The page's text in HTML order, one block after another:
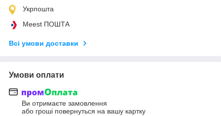
Укрпошта
Meest ПОШТА
Всі умови доставки
Умови оплати
Ви отримаєте замовлення
або гроші повернуться на вашу картку